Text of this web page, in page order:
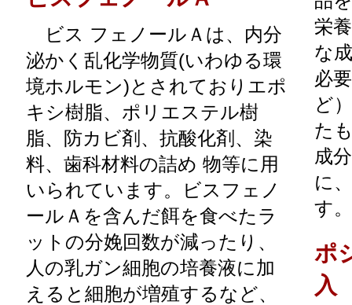
ビス フェノールＡは、内分
泌かく乱化学物質(いわゆる環
境ホルモン)とされておりエポ
キシ樹脂、ポリエステル樹
脂、防カビ剤、抗酸化剤、染
料、歯科材料の詰め 物等に用
いられています。ビスフェノ
ールＡを含んだ餌を食べたラ
ットの分娩回数が減ったり、
人の乳ガン細胞の培養液に加
えると細胞が増殖するなど、
栄
な
必
ど
た
成
に
す。
ポ
入